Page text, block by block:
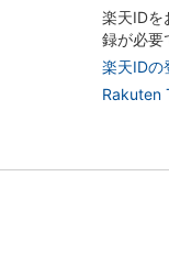
楽天ID
録が必要
楽天IDの
Rakuten